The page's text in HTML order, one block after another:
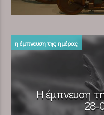
η έμπνευση της ημέρας
Η έμπνευση
28-